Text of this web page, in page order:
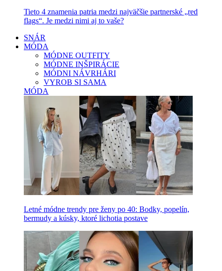
Tieto 4 znamenia patria medzi najväčšie partnerské „red
flags“. Je medzi nimi aj to vaše?
SNÁR
MÓDA
MÓDNE OUTFITY
MÓDNE INŠPIRÁCIE
MÓDNI NÁVRHÁRI
VYROB SI SAMA
MÓDA
Letné módne trendy pre ženy po 40: Bodky, popelín,
bermudy a kúsky, ktoré lichotia postave